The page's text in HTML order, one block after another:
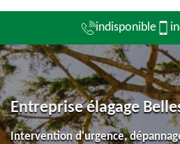
indisponible
Entreprise élagage
Intervention d'urgence,